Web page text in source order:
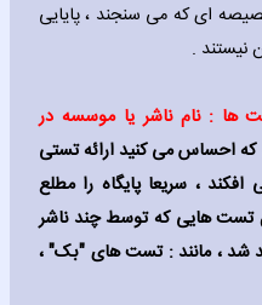
ای که می سنجند ، پایایی
نیستند .
ها : نام ناشر یا موسسه در
احساس می کنید ارائه تستی
، سریعا پایگاه را مطلع
تست هایی که توسط چند ناشر
شد ، مانند : تست های "بک" ،